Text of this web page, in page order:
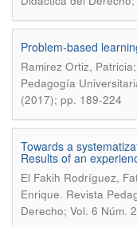
Problem-based
Ramirez Ortiz,
Pedagogía
(2017); pp. 189-224
Towards a
Results of an
El Fakih Rodríguez,
Enrique. Revista
Derecho; Vol. 6 Núm.